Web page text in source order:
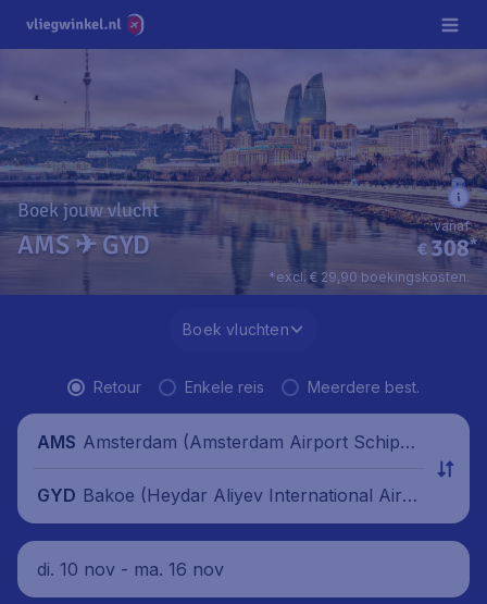
Boek jouw vlucht
AMS ✈ GYD €308*
vanaf
*excl. € 29,90 boekingskosten.
Boek vluchten
Retour Enkele reis Meerdere best.
AMS Amsterdam (Amsterdam Airport Schipho
GYD Bakoe (Heydar Aliyev International Airpo
rt), Azerbeidzjan
di. 10 nov - ma. 16 nov